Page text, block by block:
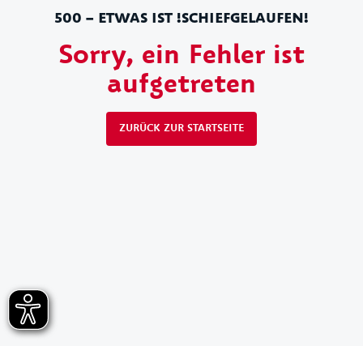
500 – ETWAS IST !SCHIEFGELAUFEN!
Sorry, ein Fehler ist
aufgetreten
ZURÜCK ZUR STARTSEITE